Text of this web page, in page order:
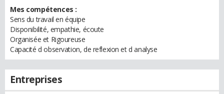
Mes compétences :
Sens du travail en équipe
Disponibilité, empathie, écoute
Organisée et Rigoureuse
Capacité d observation, de reflexion et d analyse
Entreprises